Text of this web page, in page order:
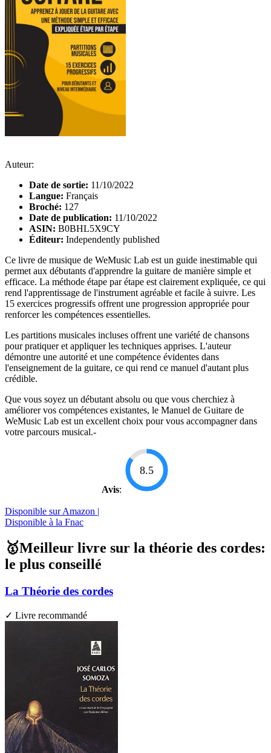
Auteur:
Date de sortie: 11/10/2022
Langue: Français
Broché: 127
Date de publication: 11/10/2022
ASIN: B0BHL5X9CY
Éditeur: Independently published
Ce livre de musique de WeMusic Lab est un guide inestimable qui
permet aux débutants d'apprendre la guitare de manière simple et
efficace. La méthode étape par étape est clairement expliquée, ce qui
rend l'apprentissage de l'instrument agréable et facile à suivre. Les
15 exercices progressifs offrent une progression appropriée pour
renforcer les compétences essentielles.
Les partitions musicales incluses offrent une variété de chansons
pour pratiquer et appliquer les techniques apprises. L'auteur
démontre une autorité et une compétence évidentes dans
l'enseignement de la guitare, ce qui rend ce manuel d'autant plus
crédible.
Que vous soyez un débutant absolu ou que vous cherchiez à
améliorer vos compétences existantes, le Manuel de Guitare de
WeMusic Lab est un excellent choix pour vous accompagner dans
votre parcours musical.-
Avis:
8.5
Disponible sur Amazon |
Disponible à la Fnac
🥇Meilleur livre sur la théorie des cordes:
le plus conseillé
La Théorie des cordes
✓ Livre recommandé